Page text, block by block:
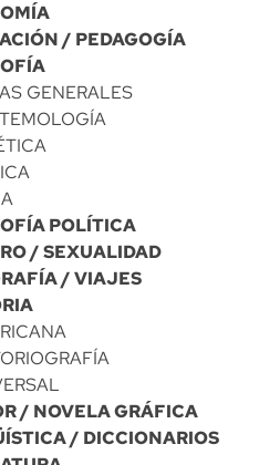
/ PEDAGOGÍA
GENERALES
POLÍTICA
/ SEXUALIDAD
/ VIAJES
/ NOVELA GRÁFICA
/ DICCIONARIOS